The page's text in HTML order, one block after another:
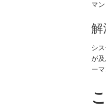
マ
解
シ
が
ー